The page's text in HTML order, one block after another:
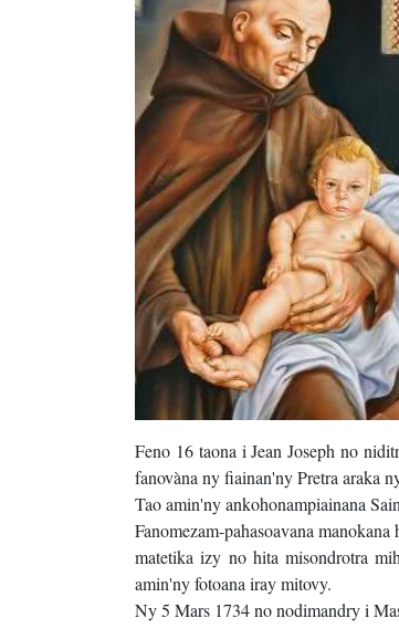
Feno 16 taona i Jean Joseph no
fanovàna ny fiainan'ny Pretra araka
Tao amin'ny ankohonampiainana
Fanomezam-pahasoavana
matetika izy no hita misondrotra
amin'ny fotoana iray mitovy.
Ny 5 Mars 1734 no nodimandry i